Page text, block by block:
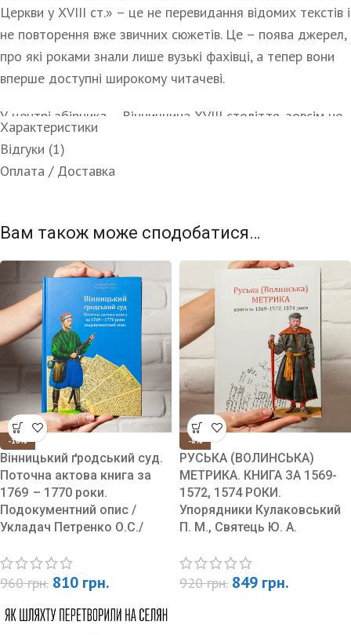
Церкви у XVIII ст.» – це не перевидання відомих текстів і
не повторення вже звичних сюжетів. Це – поява джерел,
про які роками знали лише вузькі фахівці, а тепер вони
вперше доступні широкому читачеві.
У центрі збірника – Вінниччина XVIII століття, зовсім не
така, якою її звикли уявляти.
Маловідомий факт: у той час більшість населення
регіону належала до унійної (греко-католицької)
майно, взаємини з місцевими людьми та владою –
відтворені тут з документальною точністю.
Що всередині
Перша частина – дослідження Арсена Зінченка
Це уважний погляд на те, як був облаштований
Вінницький унійний деканат:
як формувалися парафії, ким були священники, які
обов’язки вони виконували, які конфлікти й правила
визначали їхню роботу. Конкретні факти, конкретні
люди, конкретні історії.
Друга частина – акти візитацій 1720–1790-х років
Візитації – це інспекційні описи, складені тодішніми
церковними урядниками.
Характеристики
Відгуки (1)
Оплата / Доставка
Вам також може сподобатися…
-16%
Вінницький ґродський суд.
Поточна актова книга за
1769 – 1770 роки.
Подокументний опис /
Укладач Петренко О.С./
960грн. 810 грн.
-8%
РУСЬКА (ВОЛИНСЬКА)
МЕТРИКА. КНИГА ЗА 1569-
1572, 1574 РОКИ.
Упорядники Кулаковський
П. М., Святець Ю. А.
920грн. 849 грн.